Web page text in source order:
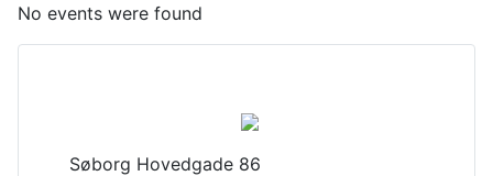
No events were found
Søborg Hovedgade 86